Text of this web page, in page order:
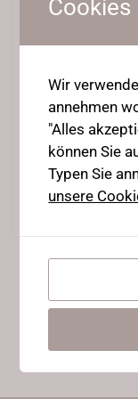
2. April
Warum die Welt
Cookies
Wir
annehmen
"Alles
können Sie
Typen Sie
unsere